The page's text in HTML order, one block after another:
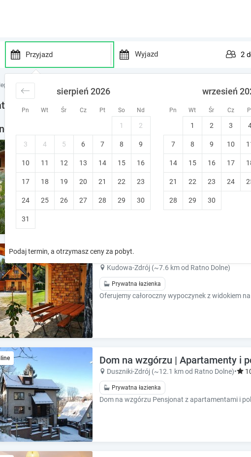
P
e
s
s
d
o
w
n
r
e
y
t
o
i
n
t
e
r
a
c
w
i
t
h
t
h
e
c
d
w
a
e
y
t
o
i
c
t
w
i
t
Pn Wt Śr Cz Pt So Nd Pn Wt Śr Cz
sierpień 2026
1 2
3 4 5 6 7 8 9
10 11 12 13 14 15 16
17 18 19 20 21 22 23
24 25 26 27 28 29 30
31
wrzesień
1 2 3
7 8 9 10
14 15 16 17
21 22 23 24
28 29 30
Podaj termin, a otrzymasz ceny za pobyt.
Dolny Śląsk
Dolne
- noclegi w okolicy
Domki pod Brzózkami
Wambierzyce (~3 km od Ratno Dolne) 10
Bezpłatna zmiana terminu
Domki pod Szczelincem
Kudowa-Zdrój (~7.6 km od Ratno Dolne)
Prywatna łazienka
Dom na wzgórzu | Apartamenty i
Duszniki-Zdrój (~12.1 km od Ratno Dolne)•
Prywatna łazienka